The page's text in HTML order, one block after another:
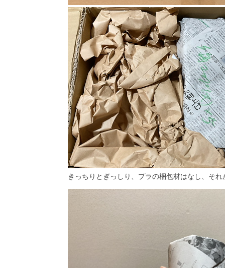
きっちりとぎっしり、プラの梱包材はなし、そ